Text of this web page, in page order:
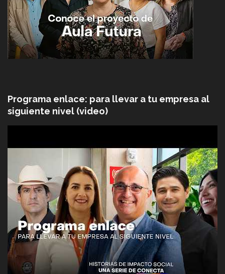
Programa enlace: para llevar a tu empresa al
siguiente nivel (video)